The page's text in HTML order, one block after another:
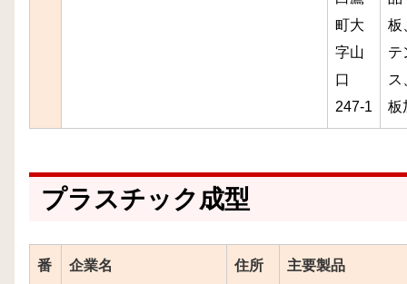
町大
字山
口
247-1
板
テ
ス
板
プラスチック成型
番
企業名 住所 主要製品